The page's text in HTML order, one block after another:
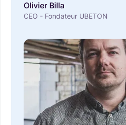
Olivier Billa
CEO - Fondateur UBETON